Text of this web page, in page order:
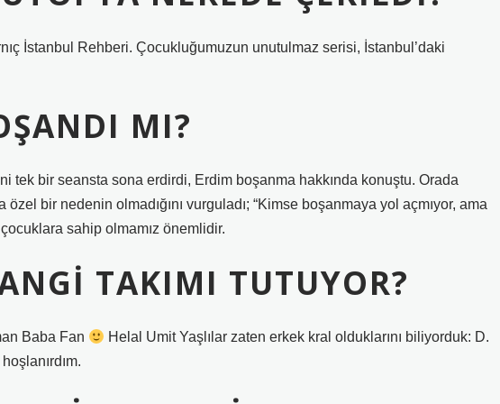
İstanbul Rehberi. Çocukluğumuzun unutulmaz serisi, İstanbul’daki
MI?
tek bir seansta sona erdirdi, Erdim boşanma hakkında konuştu. Orada
özel bir nedenin olmadığını vurguladı; “Kimse boşanmaya yol açmıyor, ama
sahip olmamız önemlidir.
TAKIMI TUTUYOR?
Baba Fan
Helal Umit Yaşlılar zaten erkek kral olduklarını biliyorduk: D.